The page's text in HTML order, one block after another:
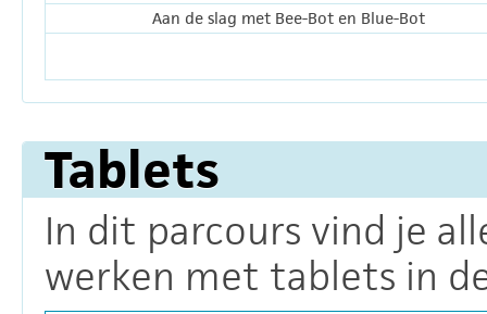
Aan de slag met Bee-Bot en Blue-Bot
Tablets
In dit parcours vind je
werken met tablets in